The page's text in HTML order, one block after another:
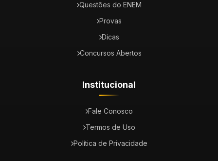
Questões do ENEM
Provas
Dicas
Concursos Abertos
Institucional
Fale Conosco
Termos de Uso
Política de Privacidade